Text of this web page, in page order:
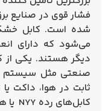
فشار قوی در صنایع
شده است. کابل
می‌شود که دارای
دیگر هستند. یکی
صنعتی مثل سیستم
ثابت در هوا، داکت
کابل‌های رده NYY یا همان کابل قدرت فشار ضعیف می‌باشد.